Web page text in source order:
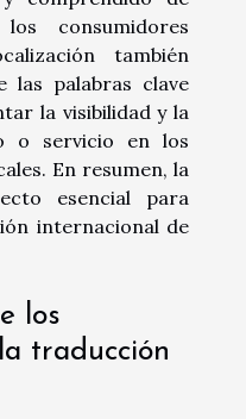
consumidores
también
las palabras clave
la visibilidad y la
o servicio en los
En resumen, la
esencial para
internacional de
los
traducción